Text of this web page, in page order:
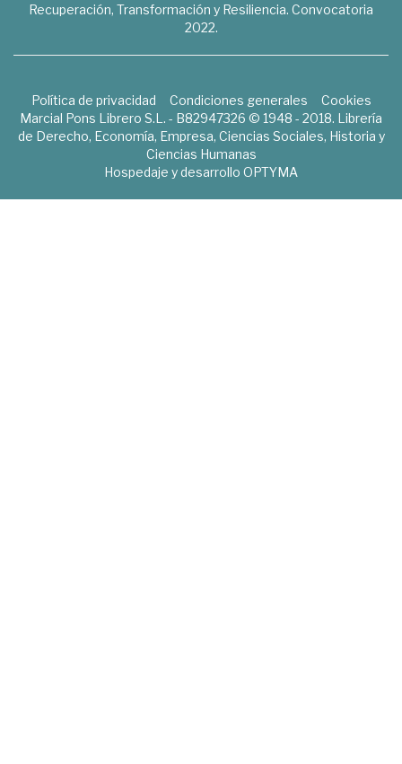
Recuperación, Transformación y Resiliencia. Convocatoria
2022.
Política de privacidad Condiciones generales
Cookies
Marcial Pons Librero S.L. - B82947326 © 1948 - 2018. Librería
de Derecho, Economía, Empresa, Ciencias Sociales, Historia y
Ciencias Humanas
Hospedaje y desarrollo OPTYMA